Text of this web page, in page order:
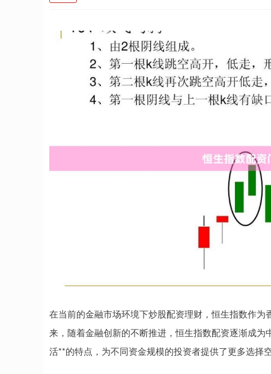
在当前的金融市场环境下炒股配资理财，恒生指数作
来，随着金融创新的不断推进，恒生指数配资逐渐成
活**的特点，为不同资金规模的投资者提供了更多选择空